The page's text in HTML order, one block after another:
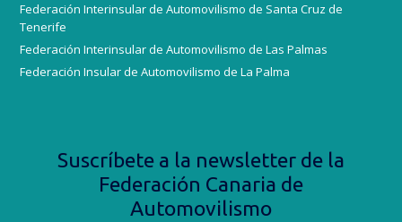
Federación Interinsular de Automovilismo de Santa Cruz de
Tenerife
Federación Interinsular de Automovilismo de Las Palmas
Federación Insular de Automovilismo de La Palma